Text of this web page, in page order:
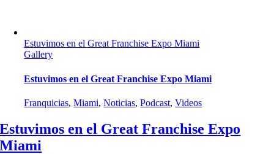
Estuvimos en el Great Franchise Expo Miami
Gallery
Estuvimos en el Great Franchise Expo Miami
Franquicias,Miami,Noticias,Podcast,Videos
Estuvimos en el Great Franchise Expo
Miami